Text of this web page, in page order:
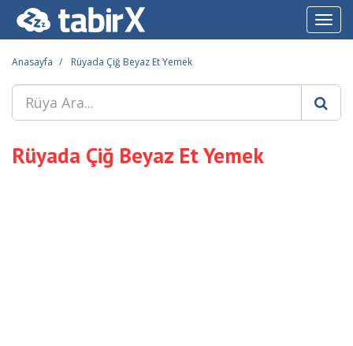
Anasayfa Rüyada Çiğ Beyaz Et Yemek
Rüyada Çiğ Beyaz Et Yemek